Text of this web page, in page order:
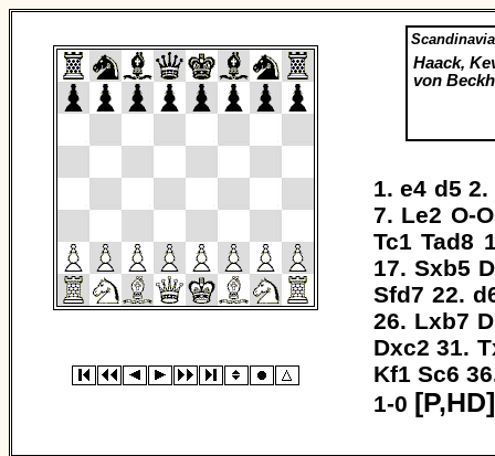
Haack,
von
1.e4 d5 2.
7. Le2 O-O
Tc1 Tad8
17. Sxb5
Sfd7 22.
26. Lxb7
Dxc2 31.
Kf1 Sc6
1-0 [P,HD]